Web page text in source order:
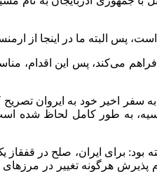
پس البته ما در اینجا از
می‌کند، پس این اقدام،
سفر اخیر خود به ایروان
باره گفته بود: برای ایران، صلح
هرگونه تغییر در